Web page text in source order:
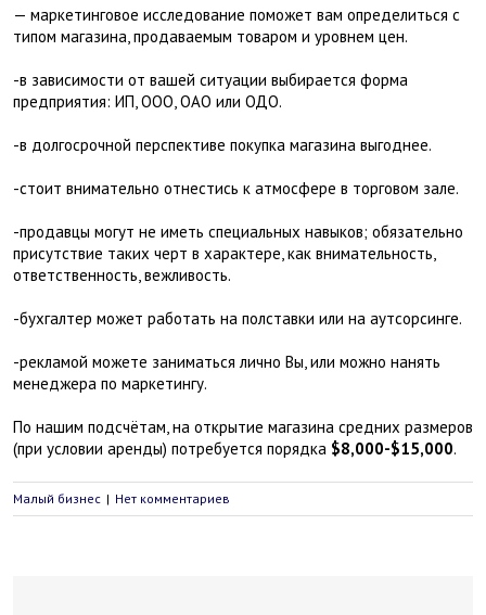
— маркетинговое исследование поможет вам определиться с
типом магазина, продаваемым товаром и уровнем цен.
-в зависимости от вашей ситуации выбирается форма
предприятия: ИП, ООО, ОАО или ОДО.
-в долгосрочной перспективе покупка магазина выгоднее.
-стоит внимательно отнестись к атмосфере в торговом зале.
-продавцы могут не иметь специальных навыков; обязательно
присутствие таких черт в характере, как внимательность,
ответственность, вежливость.
-бухгалтер может работать на полставки или на аутсорсинге.
-рекламой можете заниматься лично Вы, или можно нанять
менеджера по маркетингу.
По нашим подсчётам, на открытие магазина средних размеров
(при условии аренды) потребуется порядка $8,000-$15,000.
Малый бизнес | Нет комментариев